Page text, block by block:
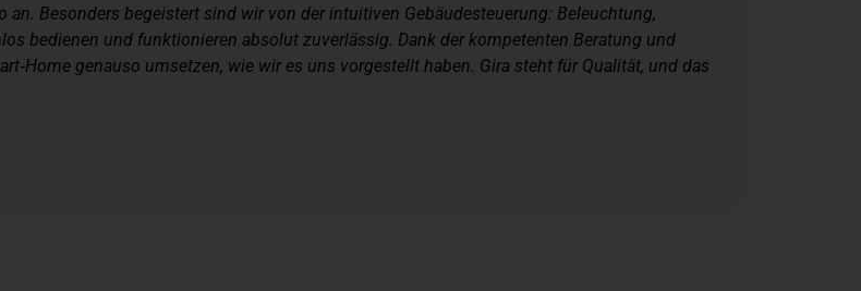
Besonders begeistert sind wir von der intuitiven Gebäudesteuerung: Beleuchtung,
bedienen und funktionieren absolut zuverlässig. Dank der kompetenten Beratung und
genauso umsetzen, wie wir es uns vorgestellt haben. Gira steht für Qualität, und das